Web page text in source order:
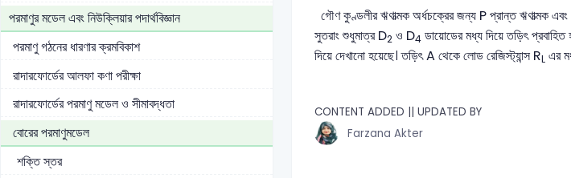
পরমাণুর মডেল এবং নিউক্লিয়ার পদার্থবিজ্ঞান
পরমাণু গঠনের ধারণার ক্রমবিকাশ
রাদারফোর্ডের আলফা কণা পরীক্ষা
রাদারফোর্ডের পরমাণু মডেল ও সীমাবদ্ধতা
বোরের পরমাণুমডেল
শক্তি স্তর
গৌণ কুণ্ডলীর ঋণাত্মক অর্ধচক্রের জন্য P প্রান্ত ঋণাত্মক
সুতরাং শুধুমাত্র D2 ও D4 ডায়োডের মধ্য দিয়ে তড়িৎ
দিয়ে দেখানো হয়েছে। তড়িৎ A থেকে লোড রেজিস্ট্যান্স RL এর
CONTENT ADDED || UPDATED BY
Farzana Akter